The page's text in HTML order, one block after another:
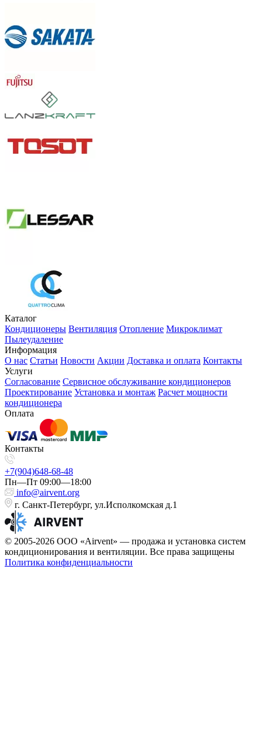
Каталог
Кондиционеры Вентиляция Отопление Микроклимат
Пылеудаление
Информация
О нас Статьи Новости Акции Доставка и оплата Контакты
Услуги
Согласование Сервисное обслуживание кондиционеров
Проектирование Установка и монтаж Расчет мощности
кондиционера
Оплата
Контакты
+7(904)648-68-48
Пн—Пт 09:00—18:00
info@airvent.org
г. Санкт-Петербург, ул.Исполкомская д.1
© 2005-2026 ООО «Airvent» — продажа и установка систем
кондиционирования и вентиляции. Все права защищены
Политика конфиденциальности